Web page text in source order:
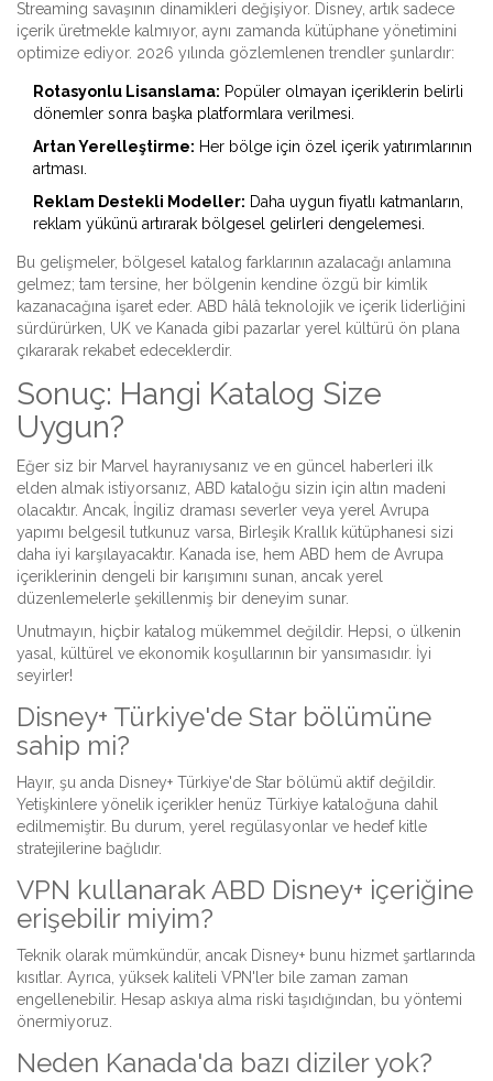
Streaming savaşının dinamikleri değişiyor. Disney, artık sadece
içerik üretmekle kalmıyor, aynı zamanda kütüphane yönetimini
optimize ediyor. 2026 yılında gözlemlenen trendler şunlardır:
Rotasyonlu Lisanslama: Popüler olmayan içeriklerin belirli
dönemler sonra başka platformlara verilmesi.
Artan Yerelleştirme: Her bölge için özel içerik yatırımlarının
artması.
Reklam Destekli Modeller: Daha uygun fiyatlı katmanların,
reklam yükünü artırarak bölgesel gelirleri dengelemesi.
Bu gelişmeler, bölgesel katalog farklarının azalacağı anlamına
gelmez; tam tersine, her bölgenin kendine özgü bir kimlik
kazanacağına işaret eder. ABD hâlâ teknolojik ve içerik liderliğini
sürdürürken, UK ve Kanada gibi pazarlar yerel kültürü ön plana
çıkararak rekabet edeceklerdir.
Sonuç: Hangi Katalog Size
Uygun?
Eğer siz bir Marvel hayranıysanız ve en güncel haberleri ilk
elden almak istiyorsanız, ABD kataloğu sizin için altın madeni
olacaktır. Ancak, İngiliz draması severler veya yerel Avrupa
yapımı belgesil tutkunuz varsa, Birleşik Krallık kütüphanesi sizi
daha iyi karşılayacaktır. Kanada ise, hem ABD hem de Avrupa
içeriklerinin dengeli bir karışımını sunan, ancak yerel
düzenlemelerle şekillenmiş bir deneyim sunar.
Unutmayın, hiçbir katalog mükemmel değildir. Hepsi, o ülkenin
yasal, kültürel ve ekonomik koşullarının bir yansımasıdır. İyi
seyirler!
Disney+ Türkiye'de Star bölümüne
sahip mi?
Hayır, şu anda Disney+ Türkiye'de Star bölümü aktif değildir.
Yetişkinlere yönelik içerikler henüz Türkiye kataloğuna dahil
edilmemiştir. Bu durum, yerel regülasyonlar ve hedef kitle
stratejilerine bağlıdır.
VPN kullanarak ABD Disney+ içeriğine
erişebilir miyim?
Teknik olarak mümkündür, ancak Disney+ bunu hizmet şartlarında
kısıtlar. Ayrıca, yüksek kaliteli VPN'ler bile zaman zaman
engellenebilir. Hesap askıya alma riski taşıdığından, bu yöntemi
önermiyoruz.
Neden Kanada'da bazı diziler yok?